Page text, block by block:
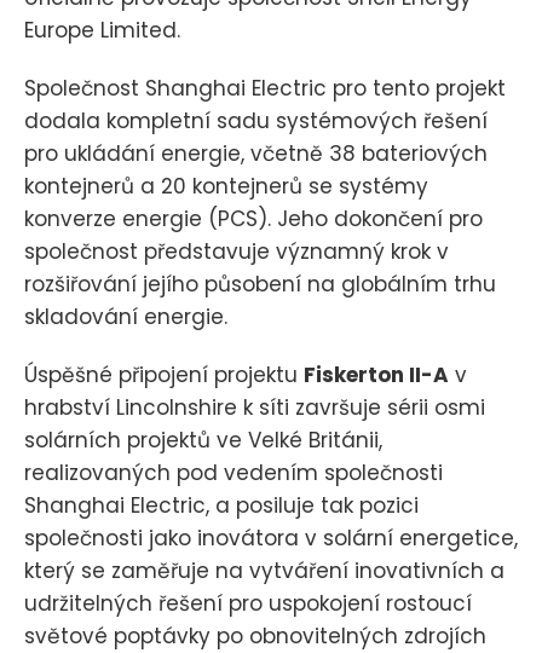
Europe Limited.
Společnost Shanghai Electric pro tento projekt
dodala kompletní sadu systémových řešení
pro ukládání energie, včetně 38 bateriových
kontejnerů a 20 kontejnerů se systémy
konverze energie (PCS). Jeho dokončení pro
společnost představuje významný krok v
rozšiřování jejího působení na globálním trhu
skladování energie.
Úspěšné připojení projektu Fiskerton II-A v
hrabství Lincolnshire k síti završuje sérii osmi
solárních projektů ve Velké Británii,
realizovaných pod vedením společnosti
Shanghai Electric, a posiluje tak pozici
společnosti jako inovátora v solární energetice,
který se zaměřuje na vytváření inovativních a
udržitelných řešení pro uspokojení rostoucí
světové poptávky po obnovitelných zdrojích